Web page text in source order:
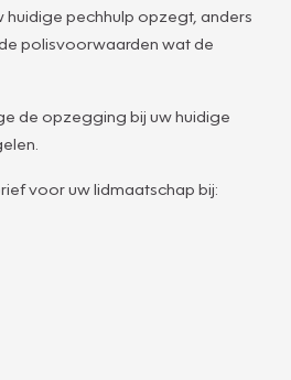
huidige pechhulp opzegt, anders
polisvoorwaarden wat de
de opzegging bij uw huidige
voor uw lidmaatschap bij: